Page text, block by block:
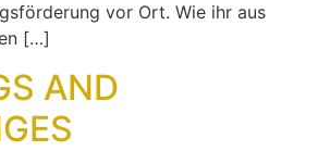
vor Ort. Wie ihr aus
[…]
AND